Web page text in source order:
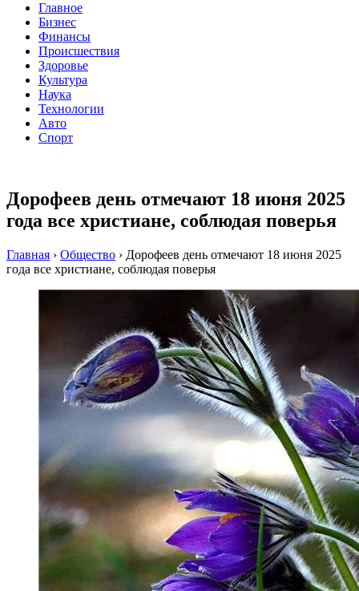
Главное
Бизнес
Финансы
Происшествия
Здоровье
Культура
Наука
Технологии
Авто
Спорт
Дорофеев день отмечают 18 июня 2025
года все христиане, соблюдая поверья
Главная › Общество › Дорофеев день отмечают 18 июня 2025
года все христиане, соблюдая поверья